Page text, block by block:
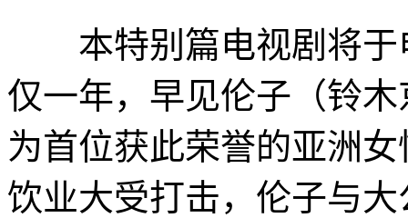
本特别篇电视剧将于
仅一年，早见伦子（铃
为首位获此荣誉的亚洲
饮业大受打击，伦子与